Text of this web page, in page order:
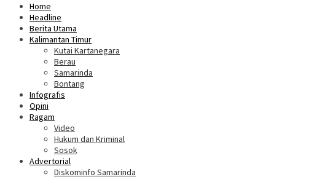
Home
Headline
Berita Utama
Kalimantan Timur
Kutai Kartanegara
Berau
Samarinda
Bontang
Infografis
Opini
Ragam
Video
Hukum dan Kriminal
Sosok
Advertorial
Diskominfo Samarinda